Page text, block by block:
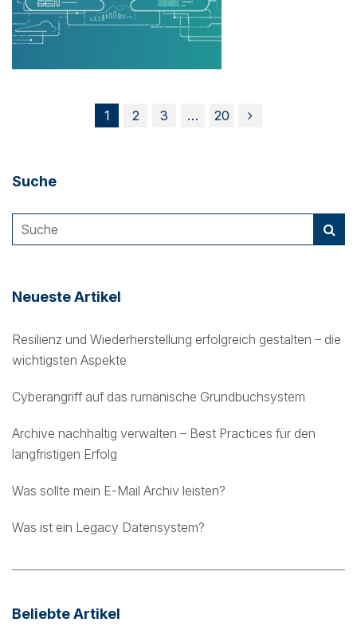
1 2 3 … 20
Suche
Neueste Artikel
Resilienz und Wiederherstellung erfolgreich gestalten – die
wichtigsten Aspekte
Cyberangriff auf das rumänische Grundbuchsystem
Archive nachhaltig verwalten – Best Practices für den
langfristigen Erfolg
Was sollte mein E-Mail Archiv leisten?
Was ist ein Legacy Datensystem?
Beliebte Artikel